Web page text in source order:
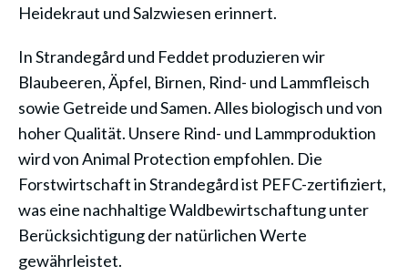
Heidekraut und Salzwiesen erinnert.
In Strandegård und Feddet produzieren wir
Blaubeeren, Äpfel, Birnen, Rind- und Lammfleisch
sowie Getreide und Samen. Alles biologisch und von
hoher Qualität. Unsere Rind- und Lammproduktion
wird von Animal Protection empfohlen. Die
Forstwirtschaft in Strandegård ist PEFC-zertifiziert,
was eine nachhaltige Waldbewirtschaftung unter
Berücksichtigung der natürlichen Werte
gewährleistet.